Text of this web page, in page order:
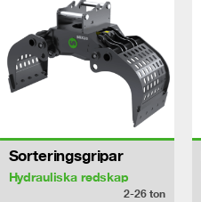
Sorteringsgripar
Hydrauliska redskap
2-26ton